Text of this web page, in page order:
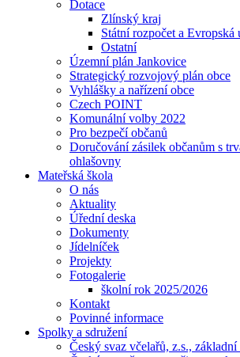
Dotace
Zlínský kraj
Státní rozpočet a Evropská
Ostatní
Územní plán Jankovice
Strategický rozvojový plán obce
Vyhlášky a nařízení obce
Czech POINT
Komunální volby 2022
Pro bezpečí občanů
Doručování zásilek občanům s
ohlašovny
Mateřská škola
O nás
Aktuality
Úřední deska
Dokumenty
Jídelníček
Projekty
Fotogalerie
školní rok 2025/2026
Kontakt
Povinné informace
Spolky a sdružení
Český svaz včelařů, z.s.,